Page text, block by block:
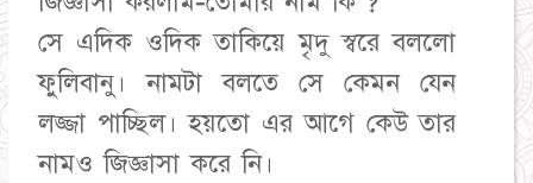
সে এদিক ওদিক তাকিয়ে মৃদু স্বরে বললো
ফুলিবানু। নামটা বলতে সে কেমন যেন
লজ্জা পাচ্ছিল। হয়তো এর আগে কেউ তার
নামও জিজ্ঞাসা করে নি।